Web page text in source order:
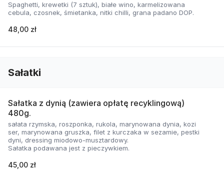
Spaghetti, krewetki (7 sztuk), białe wino, karmelizowana
cebula, czosnek, śmietanka, nitki chilli, grana padano DOP.
48,00 zł
Sałatki
Sałatka z dynią (zawiera opłatę recyklingową)
480g.
sałata rzymska, roszponka, rukola, marynowana dynia, kozi
ser, marynowana gruszka, filet z kurczaka w sezamie, pestki
dyni, dressing miodowo-musztardowy.
Sałatka podawana jest z pieczywkiem.
45,00 zł